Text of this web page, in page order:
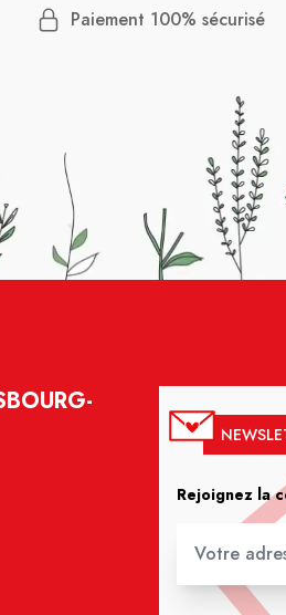
Paiement 100% sécurisé
Rejoignez la